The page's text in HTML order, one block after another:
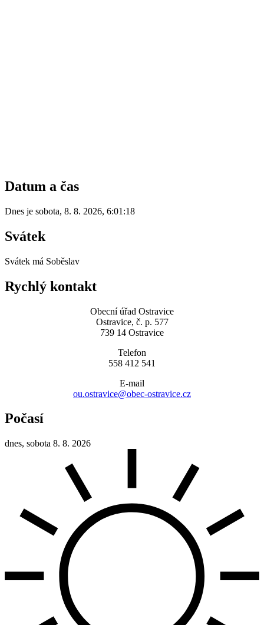
Datum a čas
Dnes je sobota, 8. 8. 2026, 6:01:18
Svátek
Svátek má Soběslav
Rychlý kontakt
Obecní úřad Ostravice
Ostravice, č. p. 577
739 14 Ostravice
Telefon
558 412 541
E-mail
ou.ostravice@obec-ostravice.cz
Počasí
dnes, sobota 8. 8. 2026